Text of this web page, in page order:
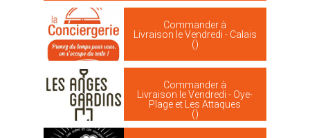
Commander à
Livraison le Vendredi - Calais
()
Commander à
Livraison le Vendredi - Oye-
Plage et Les Attaques
()